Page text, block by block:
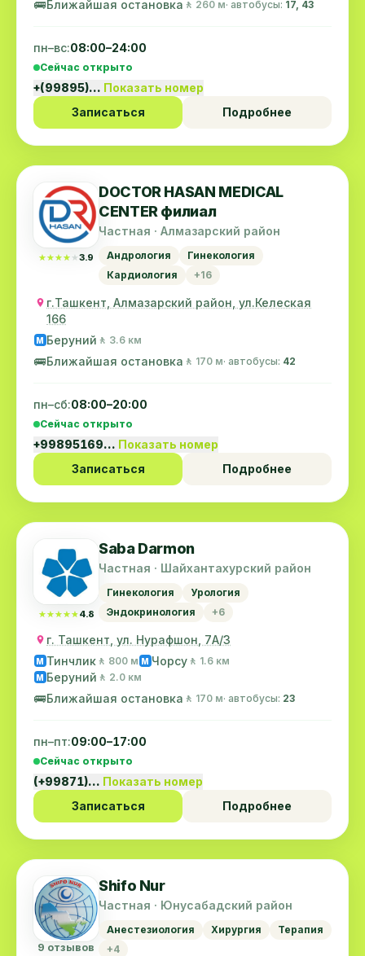
🚌Ближайшая остановка 🚶 260 м· автобусы: 17, 43
пн–вс:08:00–24:00
Сейчас открыто
+(99895)… Показать номер
Записаться
Подробнее
★★★★★
★★★★★3.9
DOCTOR HASAN MEDICAL
CENTER филиал
Частная · Алмазарский район
Андрология
Гинекология
Кардиология
+16
г.Ташкент, Алмазарский район, ул.Келеская
166
M Беруний 🚶 3.6 км
🚌Ближайшая остановка 🚶 170 м· автобусы: 42
пн–сб:08:00–20:00
Сейчас открыто
+99895169… Показать номер
Записаться
Подробнее
★★★★★
★★★★★ 4.8
Saba Darmon
Частная · Шайхантахурский район
Гинекология
Урология
Эндокринология
+6
г. Ташкент, ул. Нурафшон, 7А/3
M Тинчлик 🚶 800 м M Чорсу 🚶 1.6 км
M Беруний 🚶 2.0 км
🚌Ближайшая остановка 🚶 170 м· автобусы: 23
пн–пт:09:00–17:00
Сейчас открыто
(+99871)… Показать номер
Записаться
Подробнее
9 отзывов
Shifo Nur
Частная · Юнусабадский район
Анестезиология Хирургия
Терапия
+4